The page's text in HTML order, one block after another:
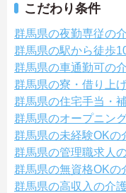
こだわり条件
群馬県の夜勤専従の
群馬県の駅から徒歩
群馬県の車通勤可の
群馬県の寮・借り上
群馬県の住宅手当・
群馬県のオープニン
群馬県の未経験OKの
群馬県の管理職求人
群馬県の無資格OKの
群馬県の高収入の介